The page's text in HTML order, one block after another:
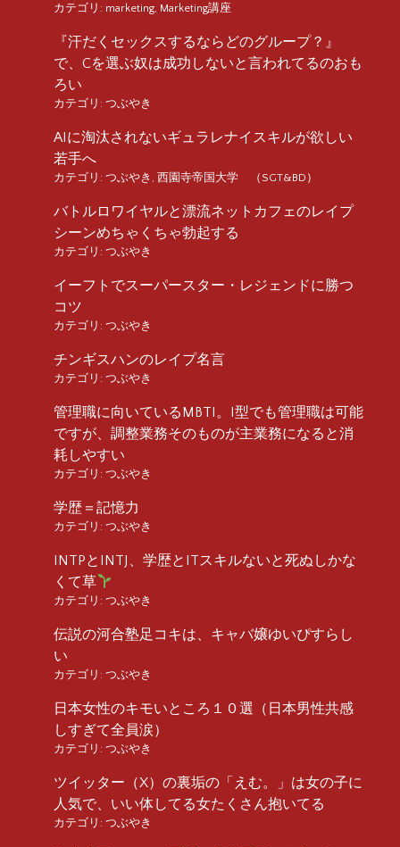
カテゴリ: marketing, Marketing講座
『汗だくセックスするならどのグループ？』
で、Cを選ぶ奴は成功しないと言われてるのおも
ろい
カテゴリ: つぶやき
AIに淘汰されないギュラレナイスキルが欲しい
若手へ
カテゴリ: つぶやき , 西園寺帝国大学 （SGT&BD）
バトルロワイヤルと漂流ネットカフェのレイプ
シーンめちゃくちゃ勃起する
カテゴリ: つぶやき
イーフトでスーパースター・レジェンドに勝つ
コツ
カテゴリ: つぶやき
チンギスハンのレイプ名言
カテゴリ: つぶやき
管理職に向いているMBTI。I型でも管理職は可能
ですが、調整業務そのものが主業務になると消
耗しやすい
カテゴリ: つぶやき
学歴＝記憶力
カテゴリ: つぶやき
INTPとINTJ、学歴とITスキルないと死ぬしかな
くて草
カテゴリ: つぶやき
伝説の河合塾足コキは、キャバ嬢ゆいぴすらし
い
カテゴリ: つぶやき
日本女性のキモいところ１０選（日本男性共感
しすぎて全員涙）
カテゴリ: つぶやき
ツイッター（X）の裏垢の「えむ。」は女の子に
人気で、いい体してる女たくさん抱いてる
カテゴリ: つぶやき